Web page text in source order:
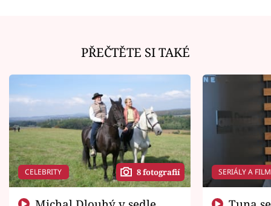
PŘEČTĚTE SI TAKÉ
CELEBRITY 8 fotografií SERIÁLY A